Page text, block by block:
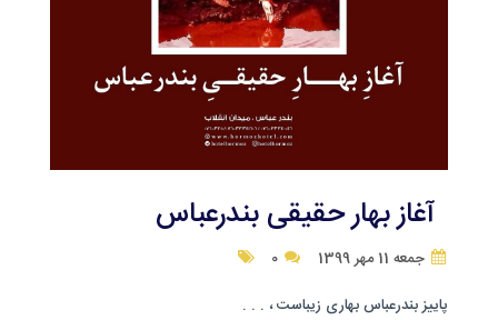
آغاز بهار حقیقی بندرعباس
جمعه 11 مهر 1399
پاییز بندرعباس بهاری زیباست ، . . .